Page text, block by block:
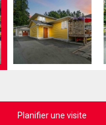
Planifier une visite